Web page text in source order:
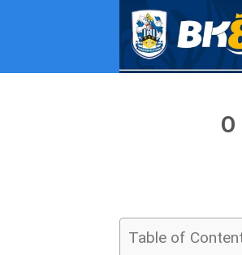
Table of